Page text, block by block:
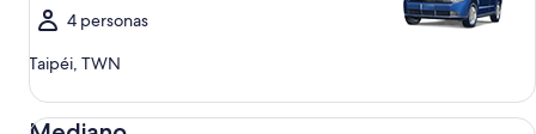
4 personas
Taipéi, TWN
Mediano Toyota Corolla